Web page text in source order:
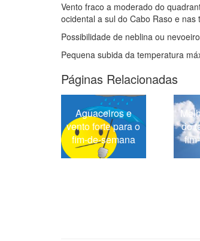
Vento fraco a moderado do
ocidental a sul do Cabo Raso e
Possibilidade de neblina ou
Pequena subida da temperatura
Páginas Relacionadas
Aguaceiros e
vento forte para o
fim-de-semana
do